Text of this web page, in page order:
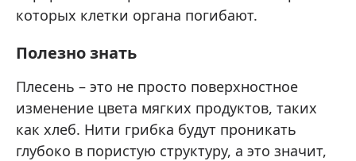
которых клетки органа погибают.
Полезно знать
Плесень – это не просто поверхностное
изменение цвета мягких продуктов, таких
как хлеб. Нити грибка будут проникать
глубоко в пористую структуру, а это значит,